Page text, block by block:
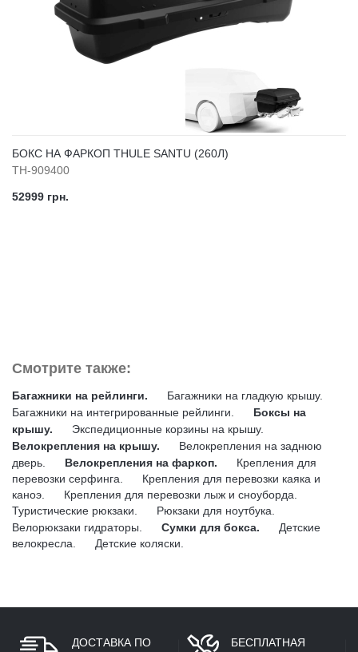
БОКС НА ФАРКОП THULE SANTU (260Л)
TH-909400
52999 грн.
Смотрите также:
Багажники на рейлинги.
Багажники на гладкую крышу.
Багажники на интегрированные рейлинги.
Боксы на
крышу.
Экспедиционные корзины на крышу.
Велокрепления на крышу.
Велокрепления на заднюю
дверь.
Велокрепления на фаркоп.
Крепления для
перевозки серфинга.
Крепления для перевозки каяка и
каноэ.
Крепления для перевозки лыж и сноуборда.
Туристические рюкзаки.
Рюкзаки для ноутбука.
Велорюкзаки гидраторы.
Сумки для бокса.
Детские
велокресла.
Детские коляски.
ДОСТАВКА ПО
БЕСПЛАТНАЯ